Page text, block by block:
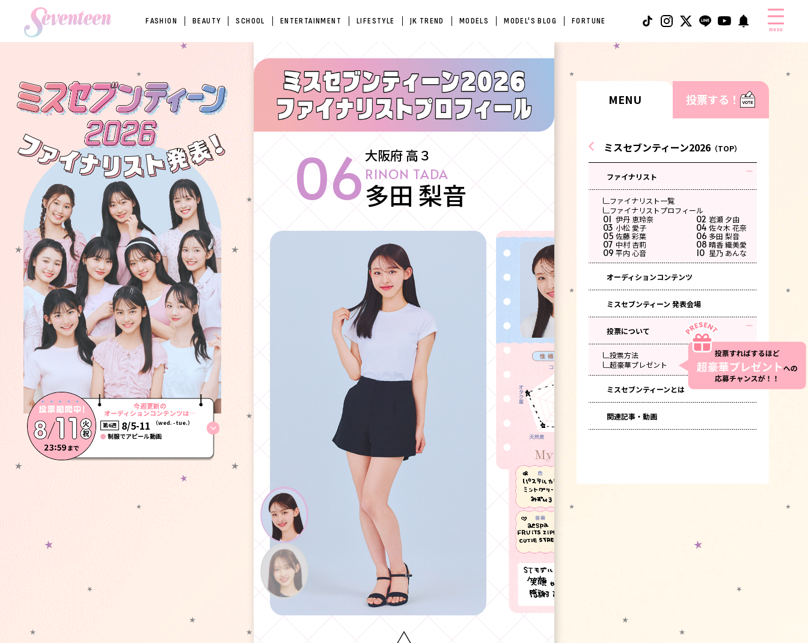
FASHION BEAUTY SCHOOL ENTERTAINMENT LIFESTYLE JK TREND MODELS MODEL'S BLOG FORTUNE
menu
今週更新の
オーディションコンテンツは…
第6週 8/5-11 （wed. - tue.）
● 制服でアピール動画
06 大阪府 高３
RINON TADA
多田 梨音
MENU 投票する！
ミスセブンティーン2026 （TOP）
ファイナリスト
ファイナリスト一覧
ファイナリストプロフィール
01 伊丹 恵玲奈 02 岩瀬 夕由
03 小松 愛子 04 佐々木 花奈
05 佐藤 彩葉 06 多田 梨音
07 中村 杏莉 08 晴香 織美愛
09 平内 心音 10 星乃 あんな
オーディションコンテンツ
ミスセブンティーン 発表会場
投票について
投票方法
超豪華プレゼント
ミスセブンティーンとは
関連記事・動画